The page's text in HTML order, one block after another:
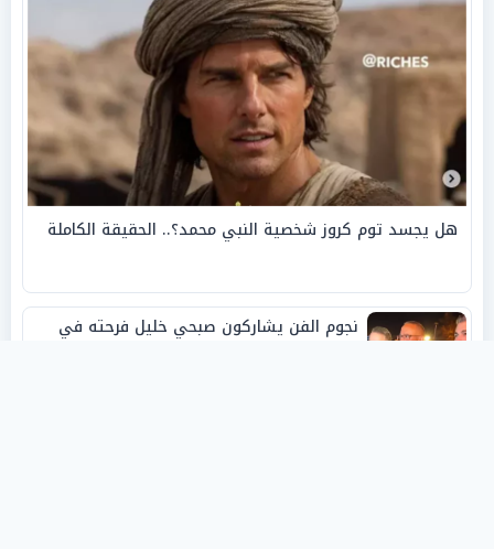
هل يجسد توم كروز شخصية النبي محمد؟.. الحقيقة الكاملة
نجوم الفن يشاركون صبحي خليل فرحته في